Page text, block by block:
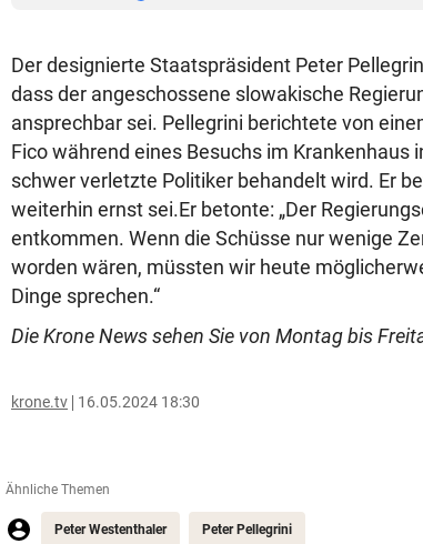
Der designierte Staatspräsident Peter
dass der angeschossene slowakische
ansprechbar sei. Pellegrini berichtete von
Fico während eines Besuchs im Krankenhaus
schwer verletzte Politiker behandelt wird. Er
weiterhin ernst sei.Er betonte: „Der
entkommen. Wenn die Schüsse nur wenige
worden wären, müssten wir heute
Dinge sprechen.“
Die Krone News sehen Sie von Montag bis
krone.tv 16.05.2024 18:30
Ähnliche Themen
Peter Westenthaler Peter Pellegrini